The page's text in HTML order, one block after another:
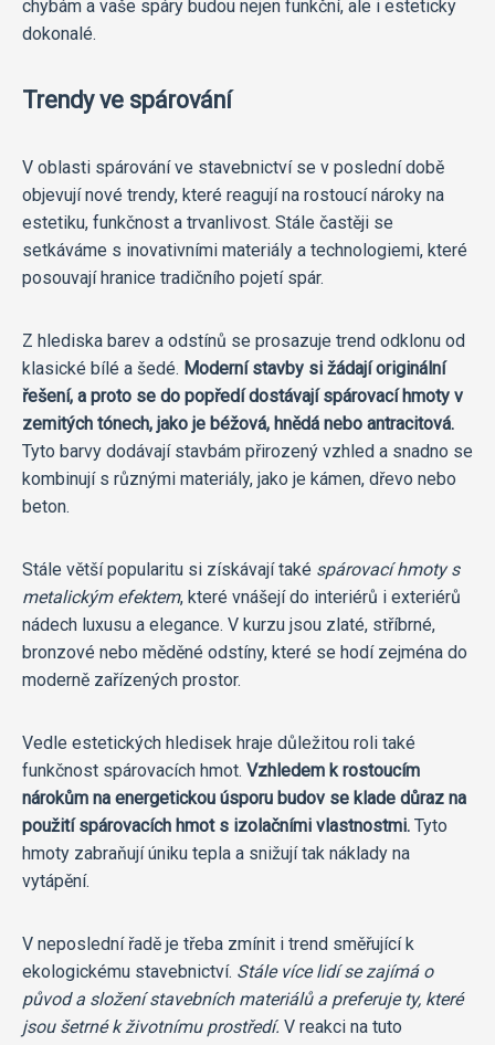
chybám a vaše spáry budou nejen funkční, ale i esteticky
dokonalé.
Trendy ve spárování
V oblasti spárování ve stavebnictví se v poslední době
objevují nové trendy, které reagují na rostoucí nároky na
estetiku, funkčnost a trvanlivost. Stále častěji se
setkáváme s inovativními materiály a technologiemi, které
posouvají hranice tradičního pojetí spár.
Z hlediska barev a odstínů se prosazuje trend odklonu od
klasické bílé a šedé. Moderní stavby si žádají originální
řešení, a proto se do popředí dostávají spárovací hmoty v
zemitých tónech, jako je béžová, hnědá nebo antracitová.
Tyto barvy dodávají stavbám přirozený vzhled a snadno se
kombinují s různými materiály, jako je kámen, dřevo nebo
beton.
Stále větší popularitu si získávají také spárovací hmoty s
metalickým efektem, které vnášejí do interiérů i exteriérů
nádech luxusu a elegance. V kurzu jsou zlaté, stříbrné,
bronzové nebo měděné odstíny, které se hodí zejména do
moderně zařízených prostor.
Vedle estetických hledisek hraje důležitou roli také
funkčnost spárovacích hmot. Vzhledem k rostoucím
nárokům na energetickou úsporu budov se klade důraz na
použití spárovacích hmot s izolačními vlastnostmi. Tyto
hmoty zabraňují úniku tepla a snižují tak náklady na
vytápění.
V neposlední řadě je třeba zmínit i trend směřující k
ekologickému stavebnictví. Stále více lidí se zajímá o
původ a složení stavebních materiálů a preferuje ty, které
jsou šetrné k životnímu prostředí. V reakci na tuto